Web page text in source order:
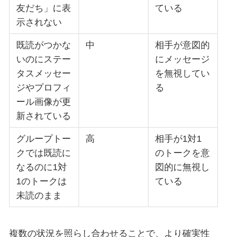
友だち」に表
示されない
ている
既読がつかな
いのにステー
タスメッセー
ジやプロフィ
ール画像が更
新されている
中
相手が意図的
にメッセージ
を無視してい
る
グループトー
クでは既読に
なるのに1対
1のトークは
未読のまま
高
相手が1対1
のトークを意
図的に無視し
ている
複数の状況を照らし合わせることで、より確実性